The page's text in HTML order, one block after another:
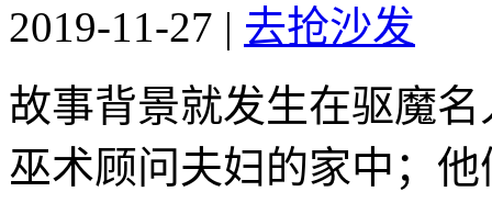
2019-11-27 | 去抢沙发
故事背景就发生在驱魔
巫术顾问夫妇的家中；